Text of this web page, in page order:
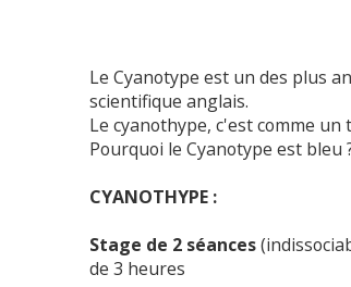
Le Cyanotype est un des plus
scientifique anglais.
Le cyanothype, c'est comme
Pourquoi le Cyanotype est bleu
CYANOTHYPE :
Stage de 2 séances
de 3 heures